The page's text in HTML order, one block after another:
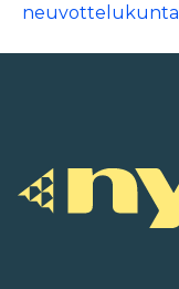
neuvottelukunta